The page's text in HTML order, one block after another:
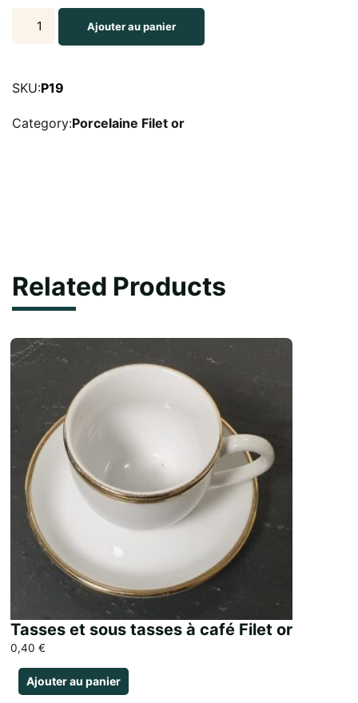
Assiette
cm
or
Ajouter au panier
SKU:P19
Category:Porcelaine Filet or
Related Products
Tasses et sous tasses à café Filet or
0,40 €
Ajouter au panier